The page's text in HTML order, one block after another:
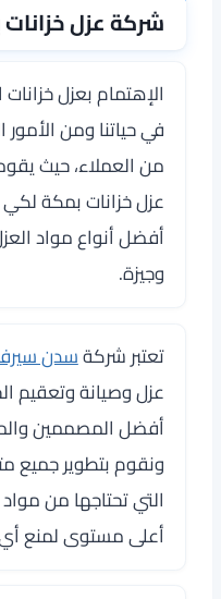
شركة عزل
الإهتمام بعزل
في حياتنا ومن الأمور
من العملاء، حيث
عزل خزانات بمكةلكي
أفضل أنواع مواد
وجيزة.
تعتبرشركةسدن
عزل وصيانة وتعقيم
أفضل المصممين
ونقوم بتطوير جميع
التي تحتاجها من
أعلى مستوى لمنع